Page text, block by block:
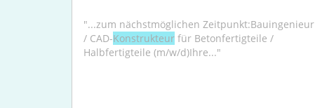
"...zum nächstmöglichen Zeitpunkt:Bauingenieur
/ CAD-Konstrukteur für Betonfertigteile /
Halbfertigteile (m/w/d)Ihre..."